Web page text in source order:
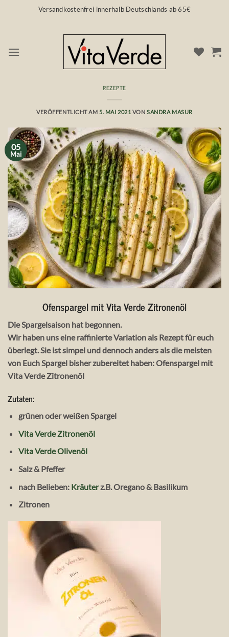
Versandkostenfrei innerhalb Deutschlands ab 65€
REZEPTE
VERÖFFENTLICHT AM5. MAI 2021 VONSANDRA MASUR
05
Mai
Ofenspargel mit Vita Verde Zitronenöl
Die Spargelsaison hat begonnen.
Wir haben uns eine raffinierte Variation als Rezept für euch
überlegt. Sie ist simpel und dennoch anders als die meisten
von Euch Spargel bisher zubereitet haben: Ofenspargel mit
Vita Verde Zitronenöl
Zutaten:
grünen oder weißen Spargel
Vita Verde Zitronenöl
Vita Verde Olivenöl
Salz & Pfeffer
nach Belieben: Kräuterz.B. Oregano & Basilikum
Zitronen